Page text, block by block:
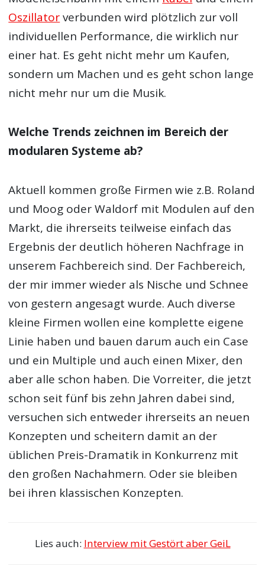
Oszillatorverbunden wird plötzlich zur voll
individuellen Performance, die wirklich nur
einer hat. Es geht nicht mehr um Kaufen,
sondern um Machen und es geht schon lange
nicht mehr nur um die Musik.
Welche Trends zeichnen im Bereich der
modularen Systeme ab?
Aktuell kommen große Firmen wie z.B. Roland
und Moog oder Waldorf mit Modulen auf den
Markt, die ihrerseits teilweise einfach das
Ergebnis der deutlich höheren Nachfrage in
unserem Fachbereich sind. Der Fachbereich,
der mir immer wieder als Nische und Schnee
von gestern angesagt wurde. Auch diverse
kleine Firmen wollen eine komplette eigene
Linie haben und bauen darum auch ein Case
und ein Multiple und auch einen Mixer, den
aber alle schon haben. Die Vorreiter, die jetzt
schon seit fünf bis zehn Jahren dabei sind,
versuchen sich entweder ihrerseits an neuen
Konzepten und scheitern damit an der
üblichen Preis-Dramatik in Konkurrenz mit
den großen Nachahmern. Oder sie bleiben
bei ihren klassischen Konzepten.
Lies auch: Interview mit Gestört aber GeiL